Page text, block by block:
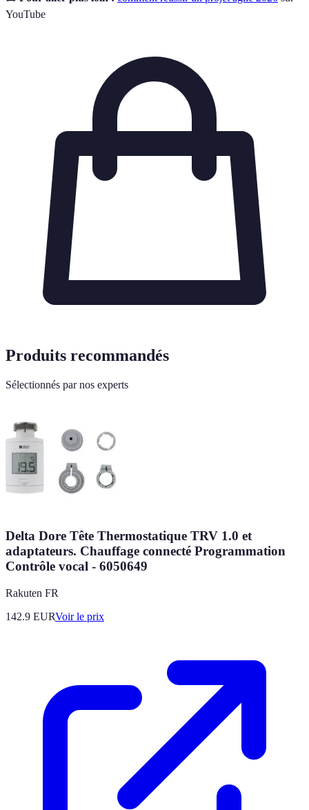
YouTube
Produits recommandés
Sélectionnés par nos experts
Delta Dore Tête Thermostatique TRV 1.0 et
adaptateurs. Chauffage connecté Programmation
Contrôle vocal - 6050649
Rakuten FR
142.9 EURVoir le prix